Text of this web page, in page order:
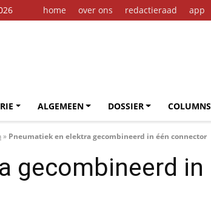
home over ons redactieraad app
ALGEMEEN DOSSIER COLUMNS
» Pneumatiek en elektra gecombineerd in één connector
gecombineerd in